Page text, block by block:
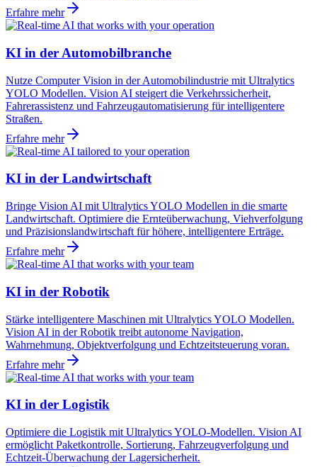
Erfahre mehr
KI in der Automobilbranche
Nutze Computer Vision in der Automobilindustrie mit Ultralytics
YOLO Modellen. Vision AI steigert die Verkehrssicherheit,
Fahrerassistenz und Fahrzeugautomatisierung für intelligentere
Straßen.
Erfahre mehr
KI in der Landwirtschaft
Bringe Vision AI mit Ultralytics YOLO Modellen in die smarte
Landwirtschaft. Optimiere die Ernteüberwachung, Viehverfolgung
und Präzisionslandwirtschaft für höhere, intelligentere Erträge.
Erfahre mehr
KI in der Robotik
Stärke intelligentere Maschinen mit Ultralytics YOLO Modellen.
Vision AI in der Robotik treibt autonome Navigation,
Wahrnehmung, Objektverfolgung und Echtzeitsteuerung voran.
Erfahre mehr
KI in der Logistik
Optimiere die Logistik mit Ultralytics YOLO-Modellen. Vision AI
ermöglicht Paketkontrolle, Sortierung, Fahrzeugverfolgung und
Echtzeit-Überwachung der Lagersicherheit.